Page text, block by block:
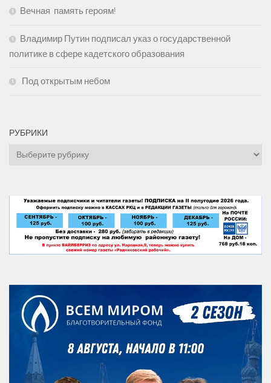
Вечная память героям!
Владимир Путин подписал указ о государственной
политике в сфере кадетского образования
Под открытым небом
РУБРИКИ
Рубрики